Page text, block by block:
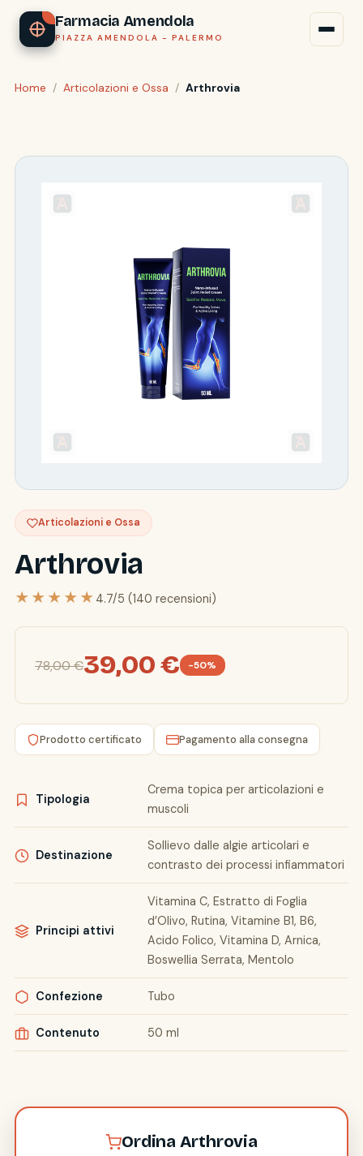
Farmacia Amendola
PIAZZA AMENDOLA - PALERMO
Home / Articolazioni e Ossa / Arthrovia
Articolazioni e Ossa
Arthrovia
★★★★★ 4.7/5 (140 recensioni)
78,00 €39,00 € -50%
Prodotto certificato Pagamento alla consegna
Tipologia
Crema topica per articolazioni e
muscoli
Destinazione
Sollievo dalle algie articolari e
contrasto dei processi infiammatori
Principi attivi
Vitamina C, Estratto di Foglia
d’Olivo, Rutina, Vitamine B1, B6,
Acido Folico, Vitamina D, Arnica,
Boswellia Serrata, Mentolo
Confezione Tubo
Contenuto 50 ml
Ordina Arthrovia